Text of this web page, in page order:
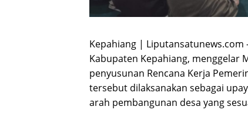
Kepahiang | Liputansatunews.com
Kabupaten Kepahiang, menggelar
penyusunan Rencana Kerja
tersebut dilaksanakan sebagai
arah pembangunan desa yang